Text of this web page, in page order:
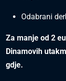
Odabrani
Za manje od 2
Dinamovih
gdje.